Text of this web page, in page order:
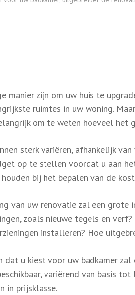
manier zijn om uw huis te
ruimtes in uw woning.
om te weten hoeveel het
sterk variëren, afhankelijk
op te stellen voordat u aan
bij het bepalen van de
van uw renovatie zal een grote
zoals nieuwe tegels en
installeren? Hoe
dat u kiest voor uw badkamer
variërend van basis tot
in prijsklasse.